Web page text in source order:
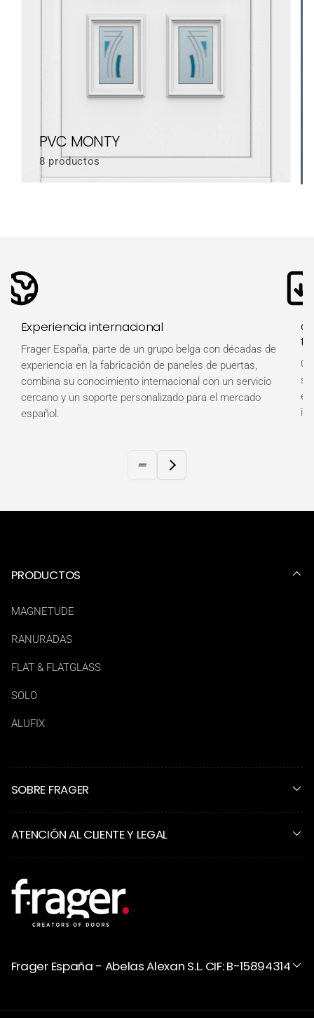
PVC MONTY
8 productos
Experiencia internacional
Frager España, parte de un grupo belga con décadas de
experiencia en la fabricación de paneles de puertas,
combina su conocimiento internacional con un servicio
cercano y un soporte personalizado para el mercado
español.
PRODUCTOS
MAGNETUDE
RANURADAS
FLAT & FLATGLASS
SOLO
ALUFIX
SOBRE FRAGER
ATENCIÓN AL CLIENTE Y LEGAL
Frager España - Abelas Alexan S.L. CIF: B-15894314